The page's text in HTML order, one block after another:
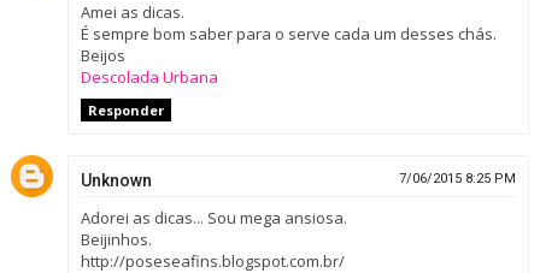
Amei as dicas.
É sempre bom saber para o serve cada um desses chás.
Beijos
Descolada Urbana
Responder
Unknown 7/06/2015 8:25 PM
Adorei as dicas... Sou mega ansiosa.
Beijinhos.
http://poseseafins.blogspot.com.br/